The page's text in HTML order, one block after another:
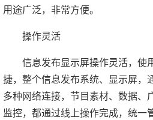
用途广泛，非常方便。
操作灵活
信息发布显示屏操作灵活，使
捷，整个信息发布系统、显示屏，
多种网络连接，节目素材、数据、
监控，都通过线上操作完成，统一